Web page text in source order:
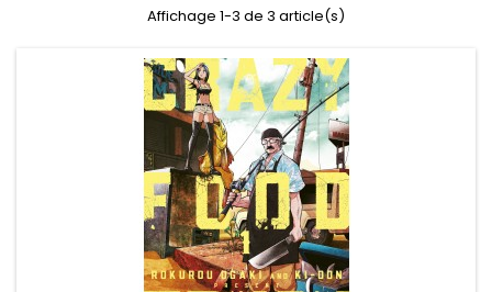
Affichage 1-3 de 3 article(s)